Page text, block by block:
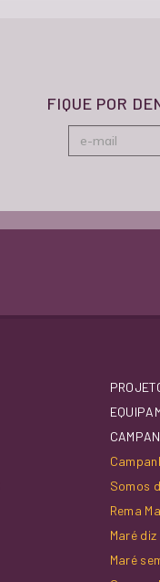
FIQUE POR
Somos
Rema
Maré
Maré